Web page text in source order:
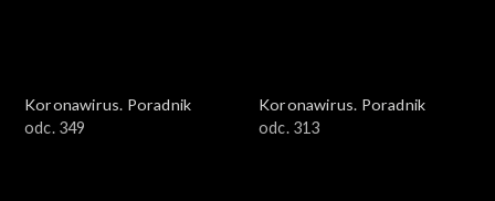
Koronawirus. Poradnik
odc. 349
Koronawirus. Poradnik
odc. 313